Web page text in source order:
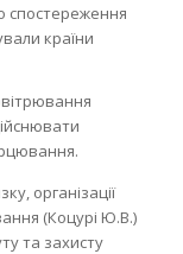
спостереження
країни
організації
(Коцурі Ю.В.)
та захисту